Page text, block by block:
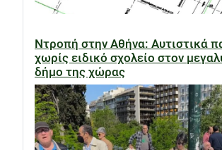
Ντροπή στην Αθήνα: Αυτιστικά
χωρίς ειδικό σχολείο στον
δήμο της χώρας